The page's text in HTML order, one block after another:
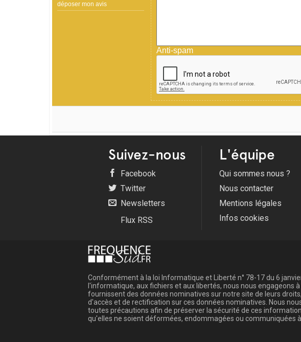
déposer mon avis
Anti-spam
Suivez-nous
Facebook
Twitter
Newsletters
Flux RSS
L'équipe
Qui sommes nous ?
Nous contacter
Mentions légales
Infos cookies
Conformément à la loi Informatique et Liberté n° 78-17 du 6
l'informatique, aux fichiers et aux libertés, nous nous engageons
fournissent des données nominatives sur notre site de leurs
d'accès et de rectification sur ces données nominatives. Nous
toutes précautions afin de préserver la sécurité de ces
qu'elles ne soient déformées, endommagées ou communiquées à